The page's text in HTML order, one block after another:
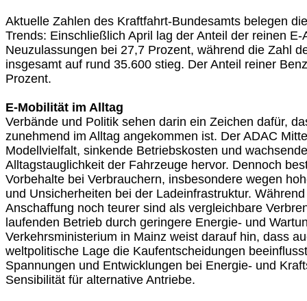
Aktuelle Zahlen des Kraftfahrt-Bundesamts belegen
Trends: Einschließlich April lag der Anteil der reinen E-
Neuzulassungen bei 27,7 Prozent, während die Zahl
insgesamt auf rund 35.600 stieg. Der Anteil reiner
Prozent.
E-Mobilität im Alltag
Verbände und Politik sehen darin ein Zeichen dafür,
zunehmend im Alltag angekommen ist. Der ADAC
Modellvielfalt, sinkende Betriebskosten und
Alltagstauglichkeit der Fahrzeuge hervor. Dennoch
Vorbehalte bei Verbrauchern, insbesondere wegen
und Unsicherheiten bei der Ladeinfrastruktur.
Anschaffung noch teurer sind als vergleichbare
laufenden Betrieb durch geringere Energie- und
Verkehrsministerium in Mainz weist darauf hin, dass
weltpolitische Lage die Kaufentscheidungen
Spannungen und Entwicklungen bei Energie- und
Sensibilität für alternative Antriebe.